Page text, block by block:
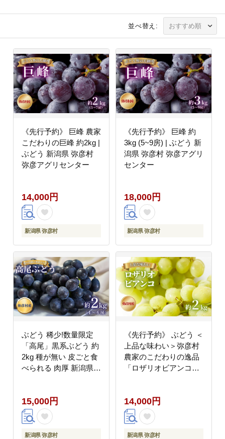
並べ替え:
《先行予約》 巨峰 農家
こだわりの巨峰 約2kg |
ぶどう 新潟県 弥彦村
弥彦アグリセンター
14,000円
新潟県 弥彦村
《先行予約》 巨峰 約
3kg (5~9房) | ぶどう 新
潟県 弥彦村 弥彦アグリ
センター
18,000円
新潟県 弥彦村
ぶどう 稀少!数量限定
「高尾」黒系ぶどう 約
2kg 種が無い 皮ごと食
べられる 肉厚 新潟県
り寄せ 送料無料 新潟県
弥彦村 弥彦アグリセン
ター
15,000円
新潟県 弥彦村
《先行予約》 ぶどう ＜
上品な味わい＞弥彦村
農家のこだわりの逸品
「ロザリオビアンコ」
と食べられる 葡萄 ブド
ウ 贈答品 プレゼント
ギフト ご褒美 贈答用
ご褒美 家庭用 ギフト
14,000円
新潟県 弥彦村